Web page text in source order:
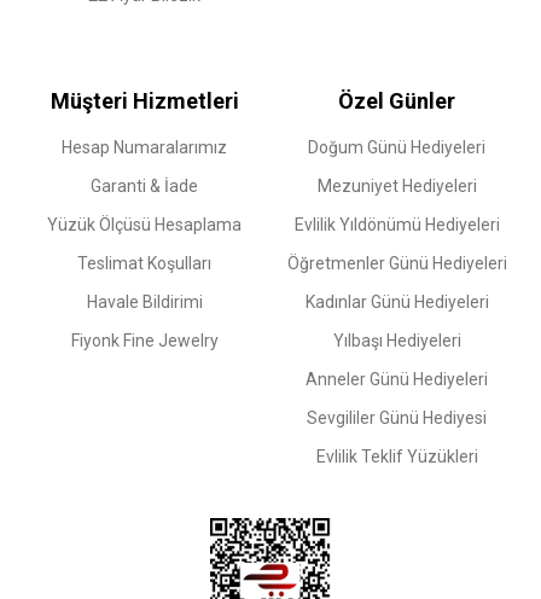
Müşteri Hizmetleri
Hesap Numaralarımız
Garanti & İade
Yüzük Ölçüsü Hesaplama
Teslimat Koşulları
Havale Bildirimi
Fiyonk Fine Jewelry
Özel Günler
Doğum Günü Hediyeleri
Mezuniyet Hediyeleri
Evlilik Yıldönümü Hediyeleri
Öğretmenler Günü Hediyeleri
Kadınlar Günü Hediyeleri
Yılbaşı Hediyeleri
Anneler Günü Hediyeleri
Sevgililer Günü Hediyesi
Evlilik Teklif Yüzükleri